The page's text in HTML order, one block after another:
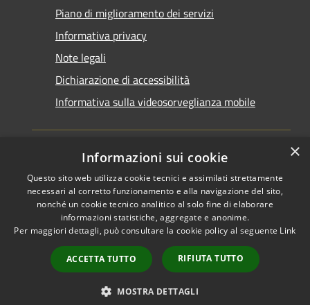
Piano di miglioramento dei servizi
Informativa privacy
Note legali
Dichiarazione di accessibilità
Informativa sulla videosorveglianza mobile
RSS
Accessibilità
Cookie
Mappa del sito
Area riservata del
Copyright © 2026 • Comune di
Taranto • Powered by
Municipium•Accesso
redazione
×
Informazioni sui cookie
Questo sito web utilizza cookie tecnici e assimilati strettamente
necessari al corretto funzionamento e alla navigazione del sito,
nonché un cookie tecnico analitico al solo fine di elaborare
informazioni statistiche, aggregate e anonime.
Per maggiori dettagli, può consultare la cookie policy al seguente Link
ACCETTA TUTTO RIFIUTA TUTTO
MOSTRA DETTAGLI